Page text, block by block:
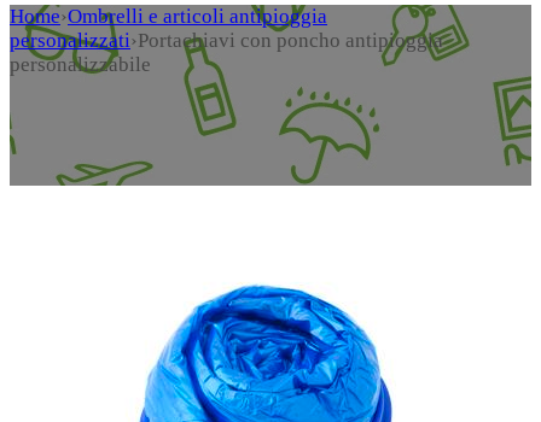
Home›Ombrelli e articoli antipioggia
personalizzati›Portachiavi con poncho antipioggia
personalizzabile